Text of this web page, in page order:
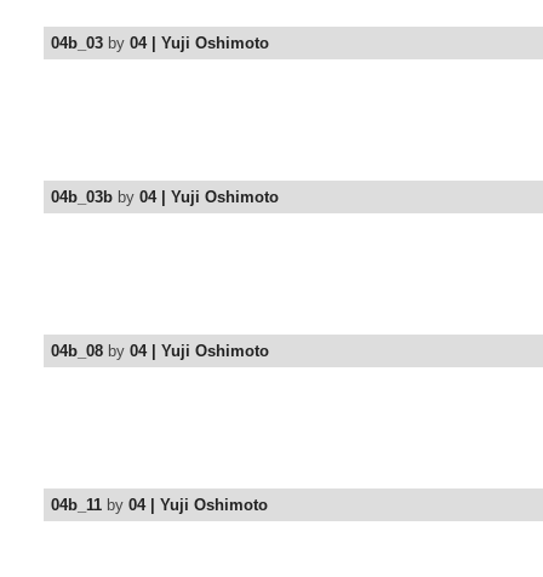
04b_03 by 04 | Yuji Oshimoto
04b_03b by 04 | Yuji Oshimoto
04b_08 by 04 | Yuji Oshimoto
04b_11 by 04 | Yuji Oshimoto